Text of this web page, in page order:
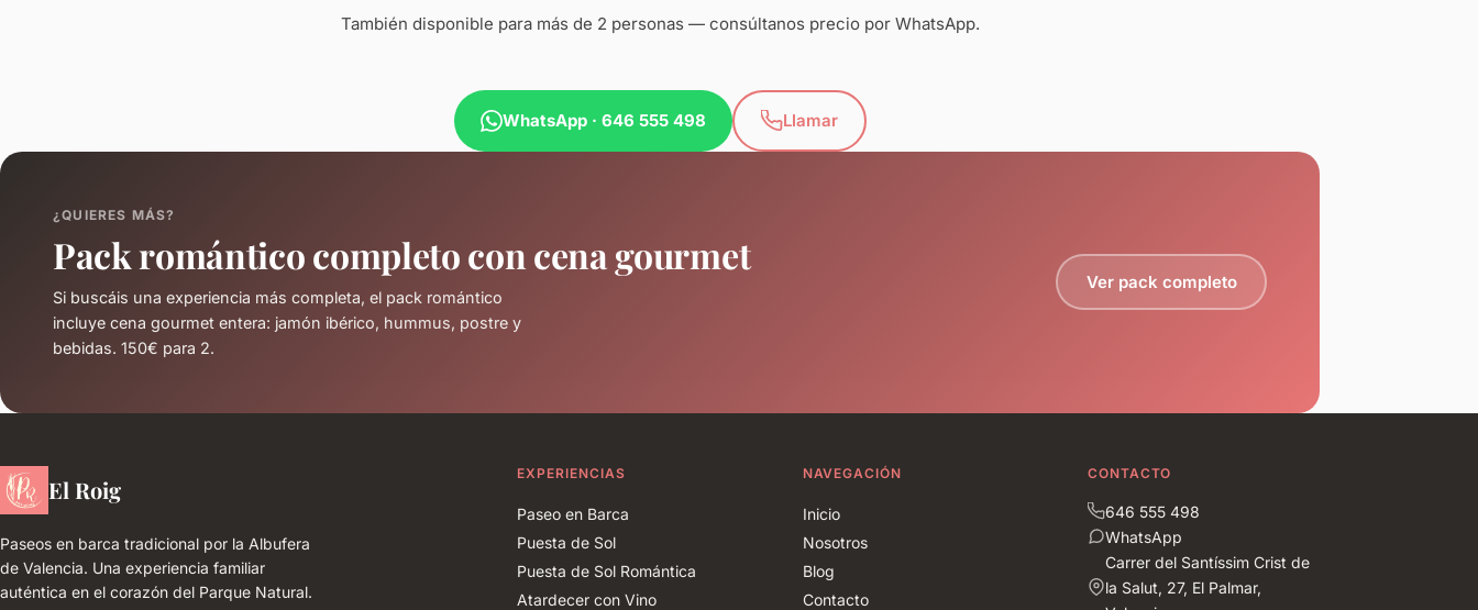
También disponible para más de 2 personas — consúltanos precio por WhatsApp.
WhatsApp · 646 555 498 Llamar
¿QUIERES MÁS?
Pack romántico completo con cena gourmet
Si buscáis una experiencia más completa, el pack romántico
incluye cena gourmet entera: jamón ibérico, hummus, postre y
bebidas. 150€ para 2.
Ver pack completo
El Roig
Paseos en barca tradicional por la Albufera
de Valencia. Una experiencia familiar
auténtica en el corazón del Parque Natural.
EXPERIENCIAS
Paseo en Barca
Puesta de Sol
Puesta de Sol Romántica
Atardecer con Vino
NAVEGACIÓN
Inicio
Nosotros
Blog
Contacto
CONTACTO
646 555 498
WhatsApp
Carrer del Santíssim Crist de
la Salut, 27, El Palmar,